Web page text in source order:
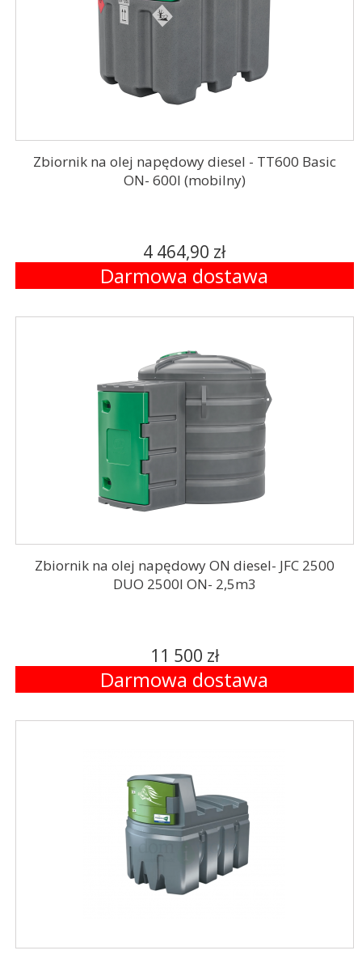
Zbiornik na olej napędowy diesel - TT600 Basic
ON- 600l (mobilny)
4 464,90 zł
Darmowa dostawa
Zbiornik na olej napędowy ON diesel- JFC 2500
DUO 2500l ON- 2,5m3
11 500 zł
Darmowa dostawa